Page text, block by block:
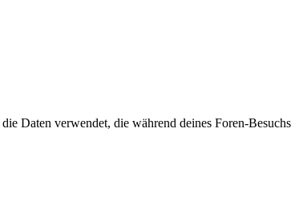
Daten verwendet, die während deines Foren-Besuchs